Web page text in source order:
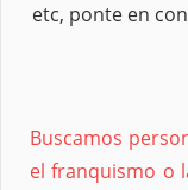
etc, ponte en
Buscamos
el franquismo o